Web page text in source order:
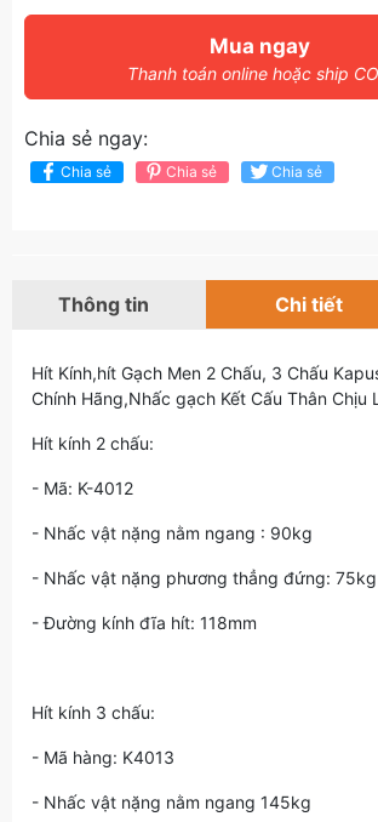
Mua ngay
Thanh toán online hoặc ship
Chia sẻ ngay:
Chia sẻ Chia sẻ Chia sẻ
Thông tin Chi tiết
Hít Kính,hít Gạch Men 2 Chấu, 3 Chấu
Chính Hãng,Nhấc gạch Kết Cấu Thân Chịu
Hít kính 2 chấu:
- Mã: K-4012
- Nhấc vật nặng nằm ngang : 90kg
- Nhấc vật nặng phương thẳng đứng: 75kg
- Đường kính đĩa hít: 118mm
Hít kính 3 chấu:
- Mã hàng: K4013
- Nhấc vật nặng nằm ngang 145kg